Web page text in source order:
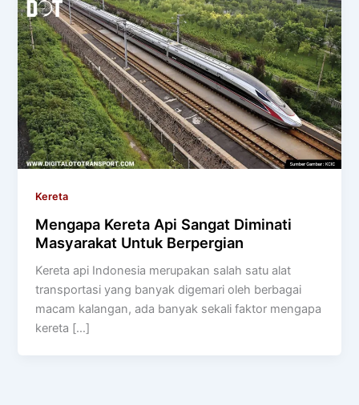
Kereta
Mengapa Kereta Api Sangat Diminati
Masyarakat Untuk Berpergian
Kereta api Indonesia merupakan salah satu alat
transportasi yang banyak digemari oleh berbagai
macam kalangan, ada banyak sekali faktor mengapa
kereta […]